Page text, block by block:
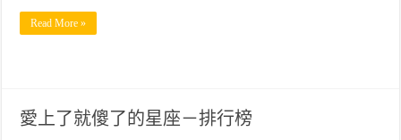
Read More »
愛上了就傻了的星座－排行榜